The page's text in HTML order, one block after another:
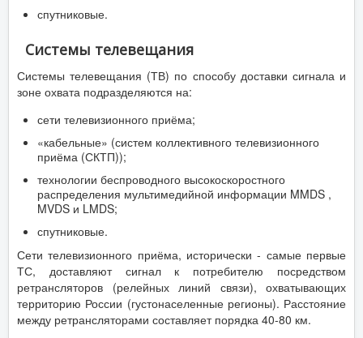
спутниковые.
Системы телевещания
Системы телевещания (ТВ) по способу доставки сигнала и
зоне охвата подразделяются на:
сети телевизионного приёма;
«кабельные» (систем коллективного телевизионного
приёма (СКТП));
технологии беспроводного высокоскоростного
распределения мультимедийной информации MMDS ,
MVDS и LMDS;
спутниковые.
Сети телевизионного приёма, исторически - самые первые
ТС, доставляют сигнал к потребителю посредством
ретрансляторов (релейных линий связи), охватывающих
территорию России (густонаселенные регионы). Расстояние
между ретрансляторами составляет порядка 40-80 км.